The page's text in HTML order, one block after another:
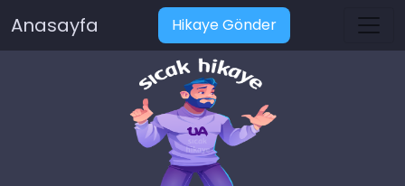
Anasayfa Hikaye Gönder